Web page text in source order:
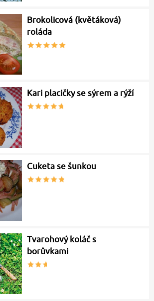
Brokolicová (květáková)
roláda
Kari placičky se sýrem a rýží
Cuketa se šunkou
Tvarohový koláč s
borůvkami